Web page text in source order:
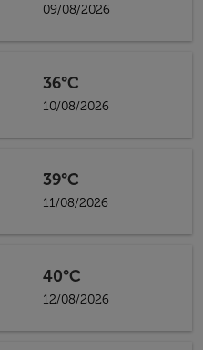
09/08/2026
36°C
10/08/2026
39°C
11/08/2026
40°C
12/08/2026